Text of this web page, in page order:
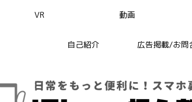
VR 動画
自己紹介 広告掲載/お問